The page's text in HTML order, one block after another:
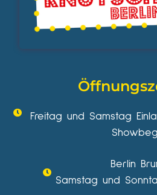
Freitag und Samstag
Berlin
Samstag und